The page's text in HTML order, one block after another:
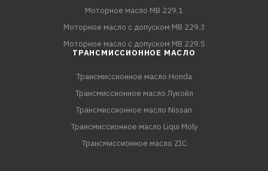
Моторное масло MB 229.1
Моторное масло с допуском MB 229.3
Моторное масло с допуском MB 229.5
ТРАНСМИССИОННОЕ МАСЛО
Трансмиссионное масло Honda
Трансмиссионное масло Лукойл
Трансмиссионное масло Nissan
Трансмиссионное масло Liqui Moly
Трансмиссионное масло ZIC